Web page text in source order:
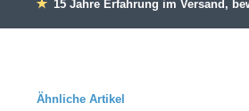
★ 15 Jahre Erfahrung im Versand,
Ähnliche Artikel